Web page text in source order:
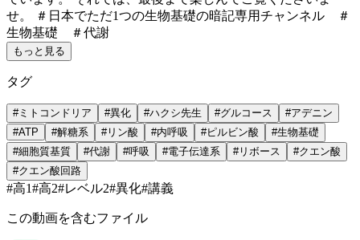
せ。 ＃日本でただ1つの生物基礎の暗記専用チャンネル ＃
生物基礎 ＃代謝
もっと見る
タグ
#ミトコンドリア #異化 #ハクシ先生 #グルコース #アデニン
#ATP #解糖系 #リン酸 #内呼吸 #ピルビン酸 #生物基礎
#細胞質基質 #代謝 #呼吸 #電子伝達系 #リボース #クエン酸
#クエン酸回路
#高1#高2#レベル2#異化#講義
この動画を含むファイル